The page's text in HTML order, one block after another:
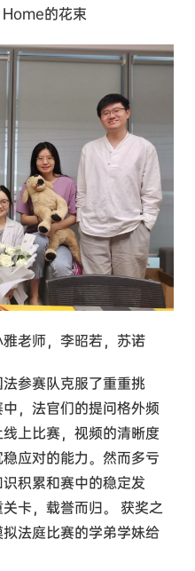
的花束
老师，李昭若，苏诺
参赛队克服了重重挑
，法官们的提问格外频
上比赛，视频的清晰度
应对的能力。然而多亏
积累和赛中的稳定发
卡，载誉而归。 获奖之
法庭比赛的学弟学妹给